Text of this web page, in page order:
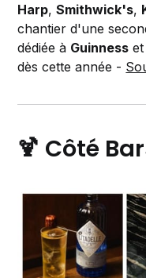
Harp,Smithwick's,
chantier d'une
dédiée à Guinness et
dès cette année -
🍹 Côté